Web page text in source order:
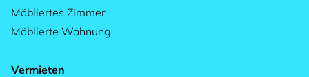
Möbliertes Zimmer
Möblierte Wohnung
Vermieten